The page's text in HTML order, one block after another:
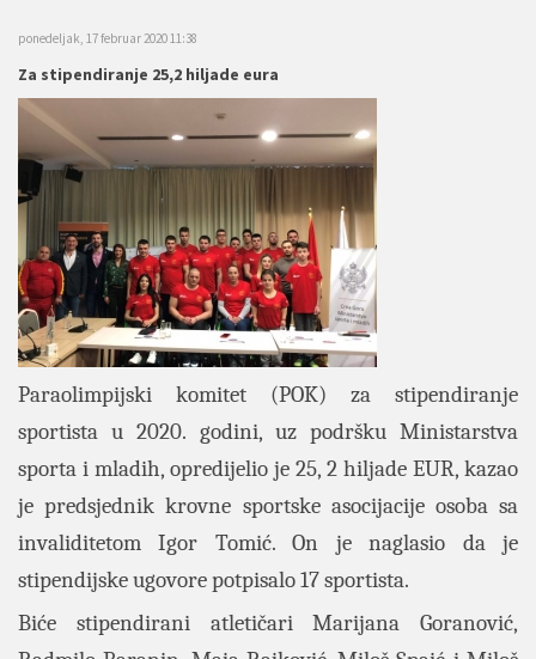
ponedeljak, 17 februar 2020 11:38
Za stipendiranje 25,2 hiljade eura
Paraolimpijski komitet (POK) za stipendiranje
sportista u 2020. godini, uz podršku Ministarstva
sporta i mladih, opredijelio je 25, 2 hiljade EUR, kazao
je predsjednik krovne sportske asocijacije osoba sa
invaliditetom Igor Tomić. On je naglasio da je
stipendijske ugovore potpisalo 17 sportista.
Biće stipendirani atletičari Marijana Goranović,